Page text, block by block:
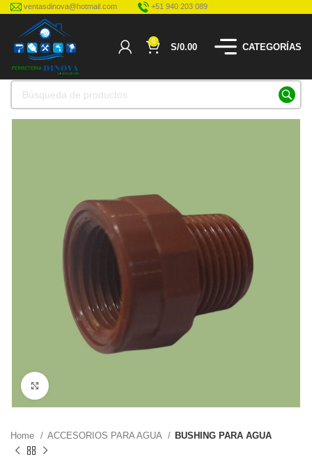
ventasdinova@hotmail.com +51 940 203 089
0
S/0.00 CATEGORÍAS
Home ACCESORIOS PARA AGUA BUSHING PARA AGUA